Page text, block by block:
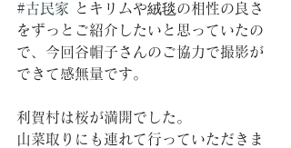
#古民家 とキリムや絨毯の相性の良さ
をずっとご紹介したいと思っていたの
で、今回谷帽子さんのご協力で撮影が
できて感無量です。
利賀村は桜が満開でした。
山菜取りにも連れて行っていただきま